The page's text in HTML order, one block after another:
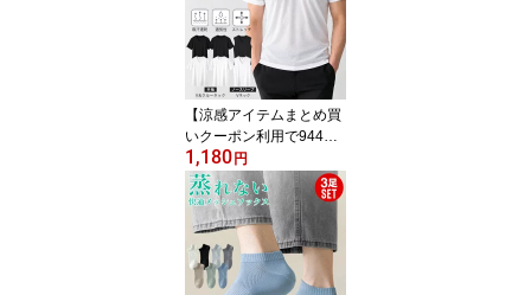
ク 半袖 ノースリーブ ビ
ジネス 通気性 吸汗速乾
暑さ対策
【涼感アイテムまとめ買
いクーポン利用で944
円！8/4 20:00〜8/11 1:5
9】インナー メンズ Vネ
ック メッシュ 吸汗 速乾
クルーネック 半袖 ノー
スリーブ インナーシャツ
白 黒【到着後レビューを
書いて半額クーポン】
1,180円